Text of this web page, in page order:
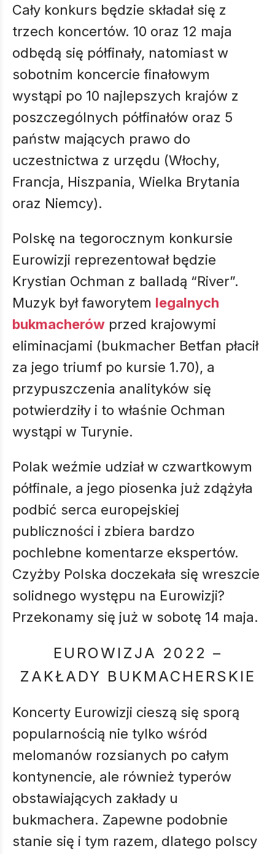
Cały konkurs będzie składał się z
trzech koncertów. 10 oraz 12 maja
odbędą się półfinały, natomiast w
sobotnim koncercie finałowym
wystąpi po 10 najlepszych krajów z
poszczególnych półfinałów oraz 5
państw mających prawo do
uczestnictwa z urzędu (Włochy,
Francja, Hiszpania, Wielka Brytania
oraz Niemcy).
Polskę na tegorocznym konkursie
Eurowizji reprezentował będzie
Krystian Ochman z balladą “River”.
Muzyk był faworytem legalnych
bukmacherów przed krajowymi
eliminacjami (bukmacher Betfan płacił
za jego triumf po kursie 1.70), a
przypuszczenia analityków się
potwierdziły i to właśnie Ochman
wystąpi w Turynie.
Polak weźmie udział w czwartkowym
półfinale, a jego piosenka już zdążyła
podbić serca europejskiej
publiczności i zbiera bardzo
pochlebne komentarze ekspertów.
Czyżby Polska doczekała się wreszcie
solidnego występu na Eurowizji?
Przekonamy się już w sobotę 14 maja.
EUROWIZJA 2022 –
ZAKŁADY BUKMACHERSKIE
Koncerty Eurowizji cieszą się sporą
popularnością nie tylko wśród
melomanów rozsianych po całym
kontynencie, ale również typerów
obstawiających zakłady u
bukmachera. Zapewne podobnie
stanie się i tym razem, dlatego polscy